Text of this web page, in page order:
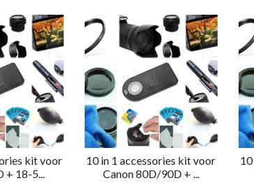
kit voor
18-5...
10 in 1 accessories kit voor
Canon 80D/90D + ...